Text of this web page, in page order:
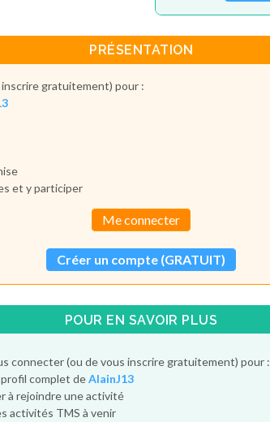
PRÉSENTATION
gratuitement) pour :
et y participer
Me connecter
Créer un compte (GRATUIT)
POUR EN SAVOIR PLUS
connecter (ou de vous inscrire gratuitement) pour :
complet deAlainJ13
à rejoindre une activité
activités TMS à venir